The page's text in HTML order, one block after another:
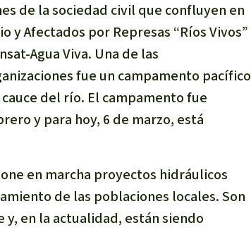
de la sociedad civil que confluyen en
Afectados por Represas “Ríos Vivos”
Agua Viva. Una de las
fue un campamento pacífico
del río. El campamento fue
y para hoy, 6 de marzo, está
en marcha proyectos hidráulicos
de las poblaciones locales. Son
en la actualidad, están siendo